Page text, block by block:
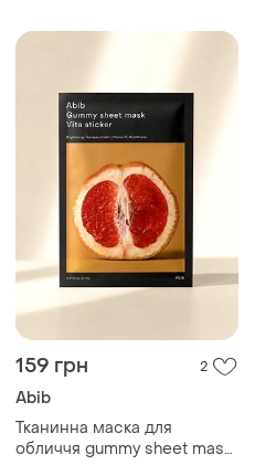
159 грн 2
Abib
Тканинна маска для
обличчя gummy sheet mask